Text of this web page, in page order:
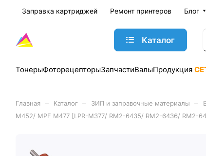
Заправка картриджей Ремонт принтеров Блог
Каталог
ТонерыФоторецепторыЗапчастиВалыПродукция
Главная Каталог ЗИП и заправочные материалы
M452/ MPF M477 [LPR-M377/ RM2-6435/ RM2-6436/ RM2-